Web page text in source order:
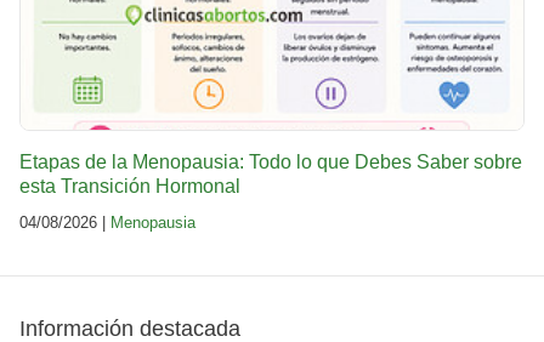
Etapas de la Menopausia: Todo lo que Debes Saber sobre
esta Transición Hormonal
04/08/2026 | Menopausia
Información destacada